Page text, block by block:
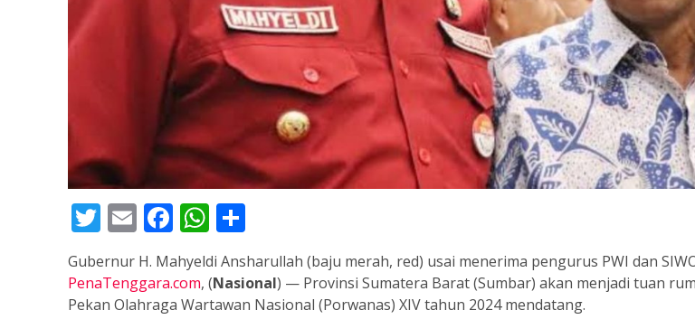
Twitter
EmailFacebook
WhatsApp
Gubernur H. Mahyeldi Ansharullah (baju merah, red) usai menerima pengurus PWI dan
PenaTenggara.com, (Nasional) — Provinsi Sumatera Barat (Sumbar) akan menjadi tuan
Pekan Olahraga Wartawan Nasional (Porwanas) XIV tahun 2024 mendatang.